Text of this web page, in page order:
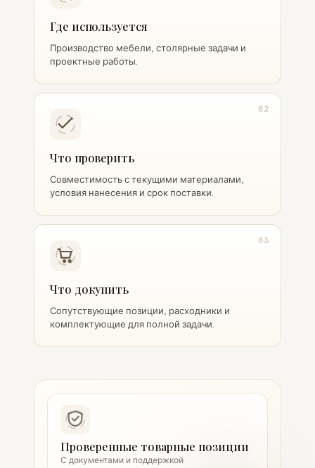
Где используется
Производство мебели, столярные задачи и
проектные работы.
02
Что проверить
Совместимость с текущими материалами,
условия нанесения и срок поставки.
03
Что докупить
Сопутствующие позиции, расходники и
комплектующие для полной задачи.
Проверенные товарные позиции
С документами и поддержкой